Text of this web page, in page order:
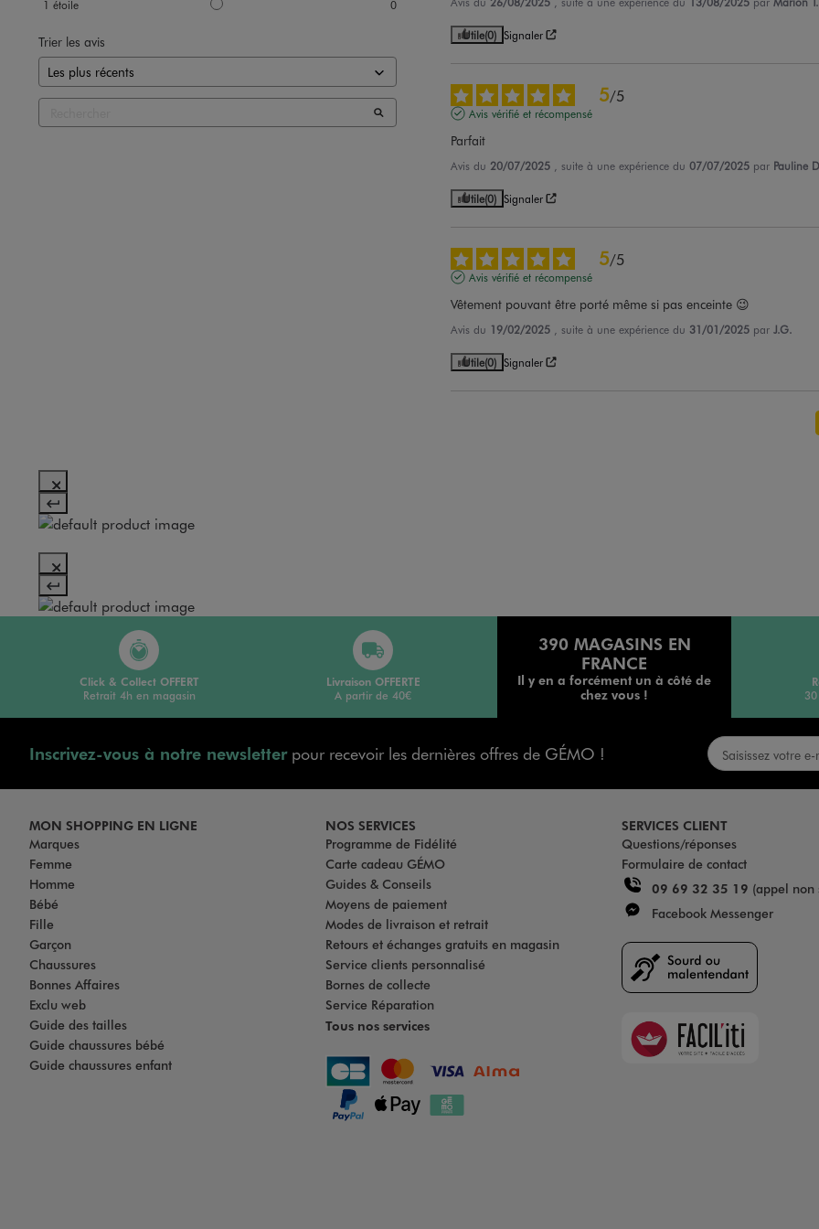
1 étoile 0
Trier les avis Utile(0) Signaler
5/5
Avis vérifié et récompensé
Parfait
Avis du 20/07/2025 , suite à une expérience du 07/07/2025 par Pauline
Utile(0) Signaler
5/5
Avis vérifié et récompensé
Vêtement pouvant être porté même si pas enceinte 😉
Avis du 19/02/2025 , suite à une expérience du 31/01/2025 par J.G.
Utile(0) Signaler
390 MAGASINS EN
FRANCE
Il y en a forcément un à côté de
chez vous !
Click & Collect OFFERT
Retrait 4h en magasin
Livraison OFFERTE
A partir de 40€
Inscrivez-vous à notre newsletterpour recevoir les dernières offres de GÉMO !
MON SHOPPING EN LIGNE
Marques
Femme
Homme
Bébé
Fille
Garçon
Chaussures
Bonnes Affaires
Exclu web
Guide des tailles
Guide chaussures bébé
Guide chaussures enfant
NOS SERVICES
Programme de Fidélité
Carte cadeau GÉMO
Guides & Conseils
Moyens de paiement
Modes de livraison et retrait
Retours et échanges gratuits en magasin
Service clients personnalisé
Bornes de collecte
Service Réparation
Tous nos services
SERVICES CLIENT
Questions/réponses
Formulaire de contact
09 69 32 35 19 (appel non
Facebook Messenger
Faciliti